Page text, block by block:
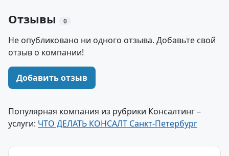
Отзывы 0
Не опубликовано ни одного отзыва. Добавьте свой
отзыв о компании!
Добавить отзыв
Популярная компания из рубрики Консалтинг –
услуги: ЧТО ДЕЛАТЬ КОНСАЛТ Санкт-Петербург